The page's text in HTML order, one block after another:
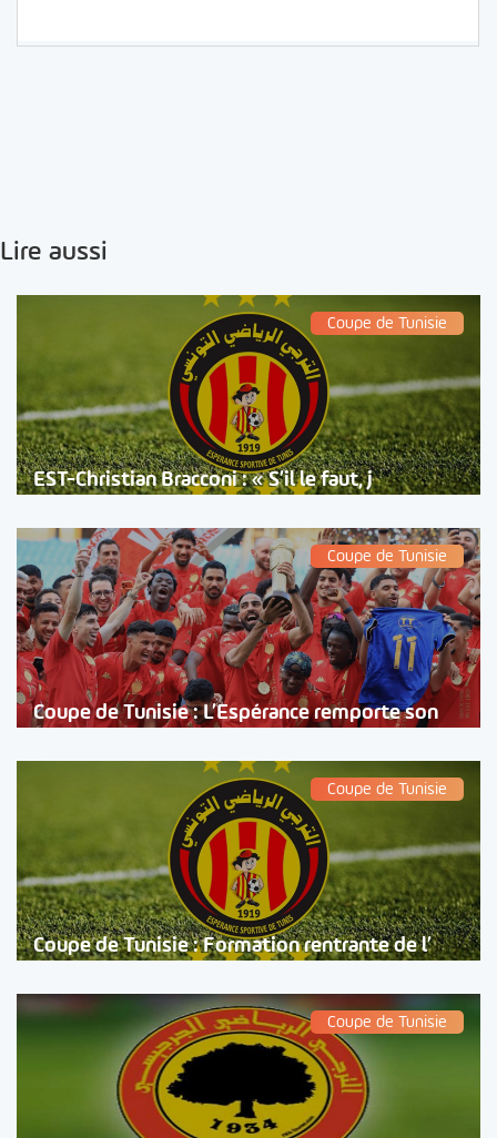
Lire aussi
Coupe de Tunisie
EST-Christian Bracconi : « S’il le faut, j
Coupe de Tunisie
Coupe de Tunisie : L’Espérance remporte son
Coupe de Tunisie
Coupe de Tunisie : Formation rentrante de l’
Coupe de Tunisie